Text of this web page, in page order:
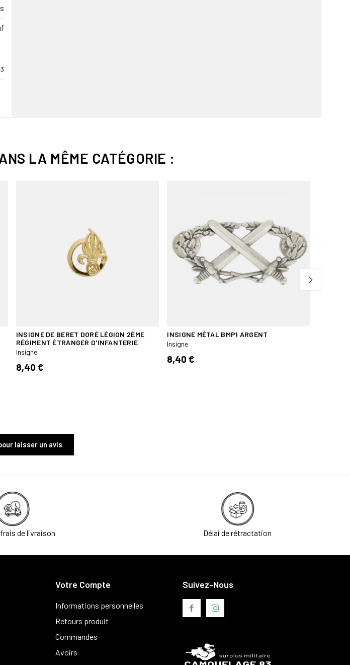
LA MÊME CATÉGORIE :
INSIGNE DE BERET DORÉ LÉGION 2ÈME
RÉGIMENT ÉTRANGER D'INFANTERIE
Insigne
8,40 €
INSIGNE MÉTAL BMP1 ARGENT
Insigne
8,40 €
laisser un avis
de livraison Délai de rétractation
Votre Compte
Informations personnelles
Retours produit
Commandes
Avoirs
Suivez-Nous